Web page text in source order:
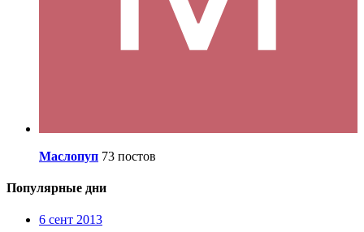
Маслопуп 73 постов
Популярные дни
6 сент 2013